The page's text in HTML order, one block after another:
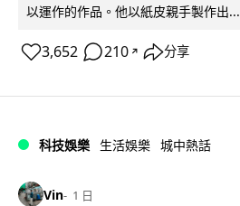
以運作的作品。他以紙皮親手製作出...
3,652 210 ↗ 分享
科技娛樂 生活娛樂 城中熱話
Vin 1 日